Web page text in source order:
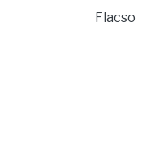
Flacso